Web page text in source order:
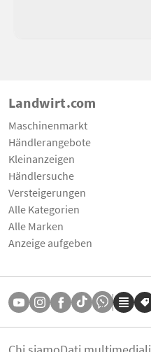
Landwirt.com
Maschinenmarkt
Händlerangebote
Kleinanzeigen
Händlersuche
Versteigerungen
Alle Kategorien
Alle Marken
Anzeige aufgeben